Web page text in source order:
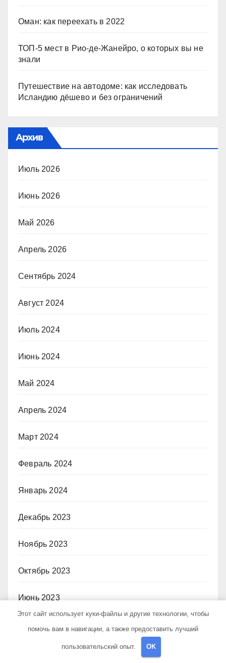
Оман: как переехать в 2022
ТОП-5 мест в Рио-де-Жанейро, о которых вы не
знали
Путешествие на автодоме: как исследовать
Исландию дёшево и без ограничений
Архив
Июль 2026
Июнь 2026
Май 2026
Апрель 2026
Сентябрь 2024
Август 2024
Июль 2024
Июнь 2024
Май 2024
Апрель 2024
Март 2024
Февраль 2024
Январь 2024
Декабрь 2023
Ноябрь 2023
Октябрь 2023
Июнь 2023
Этот сайт использует куки-файлы и другие технологии, чтобы
помочь вам в навигации, а также предоставить лучший
пользовательский опыт. OK